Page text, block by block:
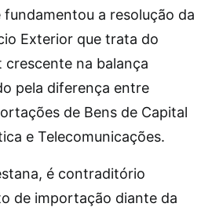
a resolução da
Exterior que trata do
na balança
pela diferença entre
de Bens de Capital
e Telecomunicações.
é contraditório
de importação diante da